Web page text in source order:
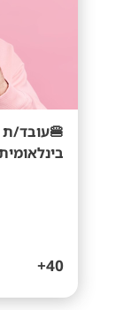
🍔עובד/ת
40+